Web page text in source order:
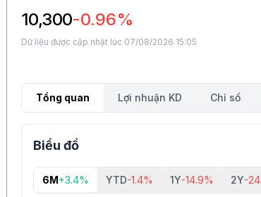
10,300-0.96%
Dữ liệu được cập nhật lúc 07/08/2026 15:05
Tổng quan Lợi nhuận KD Chỉ số
Biểu đồ
6M+3.4% YTD-1.4% 1Y-14.9% 2Y-